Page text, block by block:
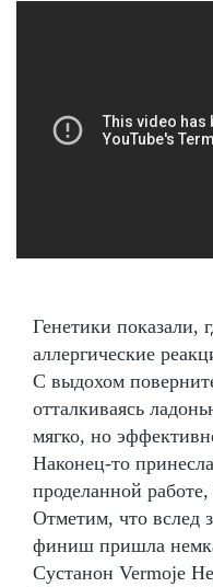
Генетики показали,
аллергические
С выдохом
отталкиваясь
мягко, но
Наконец-то
проделанной
Отметим, что вслед
финиш пришла
Сустанон Vermoje